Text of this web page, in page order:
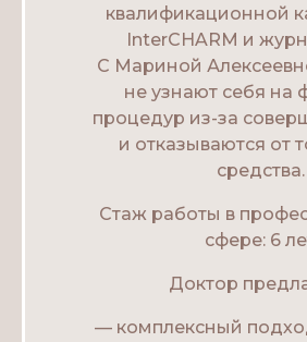
квалификационной
InterCHARM и
C Мариной
не узнают себя на
процедур из-за
и отказываются от
средства.
Стаж работы в
сфере: 6
Доктор
— комплексный